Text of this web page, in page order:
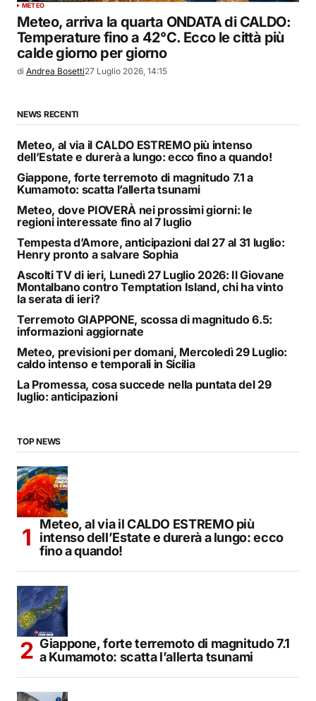
METEO
Meteo, arriva la quarta ONDATA di CALDO:
Temperature fino a 42°C. Ecco le città più
calde giorno per giorno
di Andrea Bosetti27 Luglio 2026, 14:15
NEWS RECENTI
Meteo, al via il CALDO ESTREMO più intenso
dell’Estate e durerà a lungo: ecco fino a quando!
Giappone, forte terremoto di magnitudo 7.1 a
Kumamoto: scatta l’allerta tsunami
Meteo, dove PIOVERÀ nei prossimi giorni: le
regioni interessate fino al 7 luglio
Tempesta d’Amore, anticipazioni dal 27 al 31 luglio:
Henry pronto a salvare Sophia
Ascolti TV di ieri, Lunedì 27 Luglio 2026: Il Giovane
Montalbano contro Temptation Island, chi ha vinto
la serata di ieri?
Terremoto GIAPPONE, scossa di magnitudo 6.5:
informazioni aggiornate
Meteo, previsioni per domani, Mercoledì 29 Luglio:
caldo intenso e temporali in Sicilia
La Promessa, cosa succede nella puntata del 29
luglio: anticipazioni
TOP NEWS
Meteo, al via il CALDO ESTREMO più
intenso dell’Estate e durerà a lungo: ecco
fino a quando!
Giappone, forte terremoto di magnitudo 7.1
a Kumamoto: scatta l’allerta tsunami